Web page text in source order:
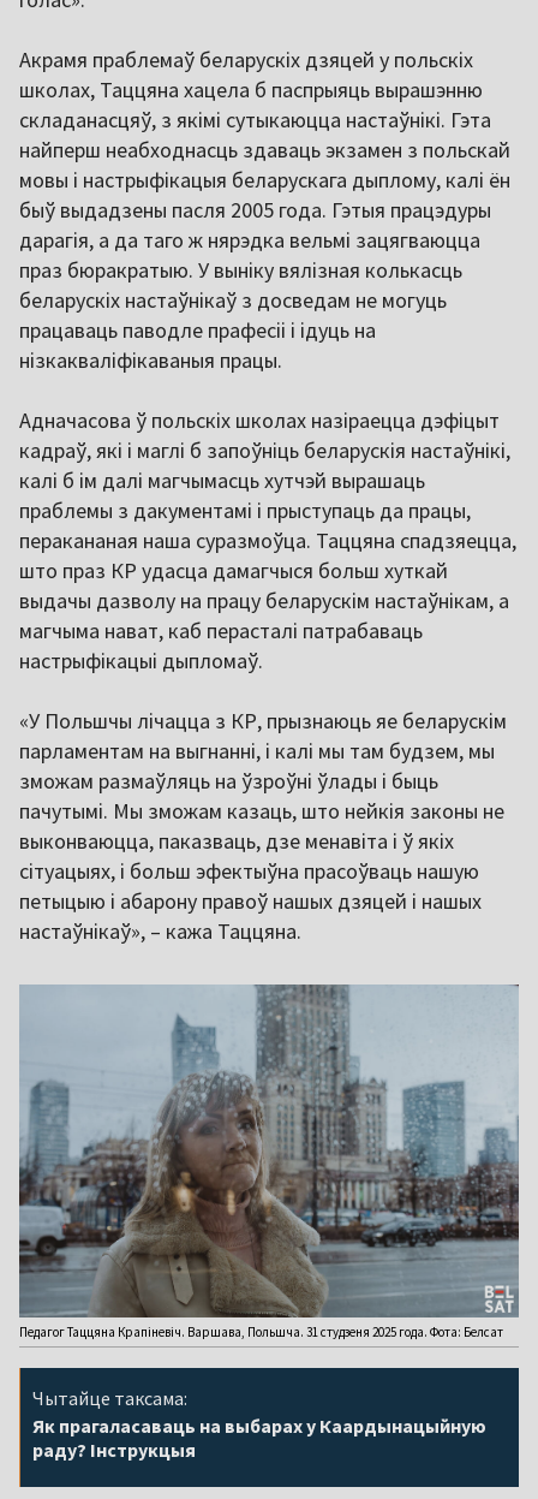
Акрамя праблемаў беларускіх дзяцей у польскіх
школах, Таццяна хацела б паспрыяць вырашэнню
складанасцяў, з якімі сутыкаюцца настаўнікі. Гэта
найперш неабходнасць здаваць экзамен з польскай
мовы і настрыфікацыя беларускага дыплому, калі ён
быў выдадзены пасля 2005 года. Гэтыя працэдуры
дарагія, а да таго ж нярэдка вельмі зацягваюцца
праз бюракратыю. У выніку вялізная колькасць
беларускіх настаўнікаў з досведам не могуць
працаваць паводле прафесіі і ідуць на
нізкакваліфікаваныя працы.
Адначасова ў польскіх школах назіраецца дэфіцыт
кадраў, які і маглі б запоўніць беларускія настаўнікі,
калі б ім далі магчымасць хутчэй вырашаць
праблемы з дакументамі і прыступаць да працы,
перакананая наша суразмоўца. Таццяна спадзяецца,
што праз КР удасца дамагчыся больш хуткай
выдачы дазволу на працу беларускім настаўнікам, а
магчыма нават, каб перасталі патрабаваць
настрыфікацыі дыпломаў.
«У Польшчы лічацца з КР, прызнаюць яе беларускім
парламентам на выгнанні, і калі мы там будзем, мы
зможам размаўляць на ўзроўні ўлады і быць
пачутымі. Мы зможам казаць, што нейкія законы не
выконваюцца, паказваць, дзе менавіта і ў якіх
сітуацыях, і больш эфектыўна прасоўваць нашую
петыцыю і абарону правоў нашых дзяцей і нашых
настаўнікаў», – кажа Таццяна.
Педагог Таццяна Крапіневіч. Варшава, Польшча. 31 студзеня 2025 года. Фота: Белсат
Чытайце таксама:
Як прагаласаваць на выбарах у Каардынацыйную
раду? Інструкцыя